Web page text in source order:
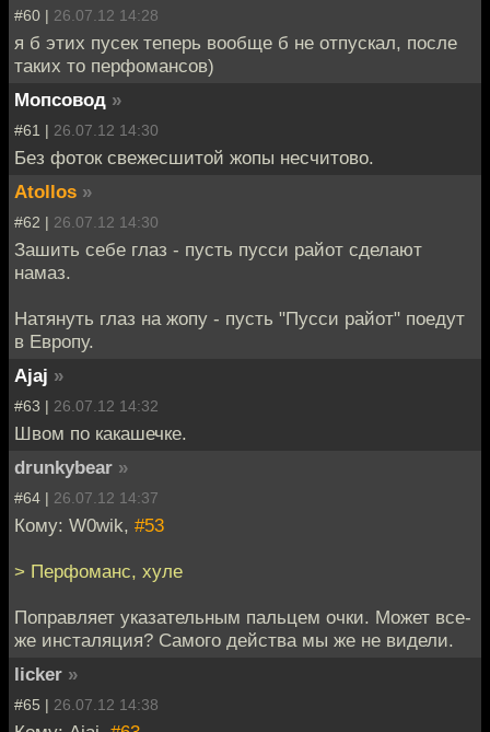
#60 | 26.07.12 14:28
я б этих пусек теперь вообще б не отпускал, после
таких то перфомансов)
Мопсовод »
#61 | 26.07.12 14:30
Без фоток свежесшитой жопы несчитово.
Atollos »
#62 | 26.07.12 14:30
Зашить себе глаз - пусть пусси райот сделают
намаз.
Натянуть глаз на жопу - пусть "Пусси райот" поедут
в Европу.
Ajaj »
#63 | 26.07.12 14:32
Швом по какашечке.
drunkybear »
#64 | 26.07.12 14:37
Кому: W0wik, #53
> Перфоманс, хуле
Поправляет указательным пальцем очки. Может все-
же инсталяция? Самого действа мы же не видели.
licker »
#65 | 26.07.12 14:38